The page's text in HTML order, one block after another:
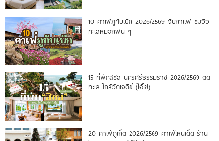
10 คาเฟ่ภูทับเบิก 2026/2569 จิบกาแฟ ชมวิว
ทะเลหมอกฟิน ๆ
15 ที่พักสิชล นครศรีธรรมราช 2026/2569 ติด
ทะเล ใกล้วัดเจดีย์ (ไอ้ไข่)
20 คาเฟ่ภูเก็ต 2026/2569 คาเฟ่ไหนเด็ด ร้าน